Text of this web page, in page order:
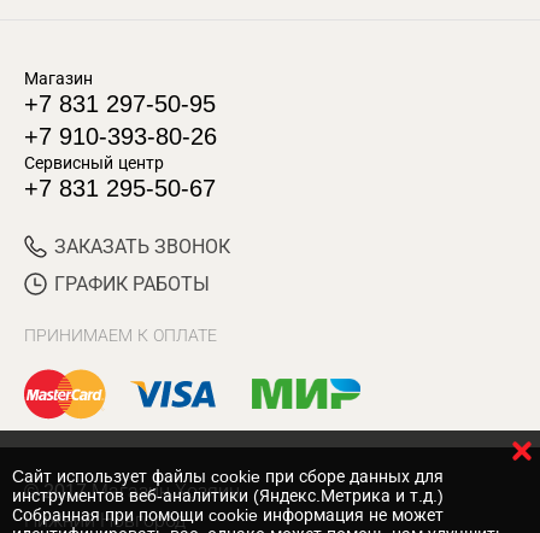
Магазин
+7 831 297-50-95
+7 910-393-80-26
Сервисный центр
+7 831 295-50-67
ЗАКАЗАТЬ ЗВОНОК
ГРАФИК РАБОТЫ
ПРИНИМАЕМ К ОПЛАТЕ
© 2017 Магазин Хозяин
Нижний Новгород
Cайт использует файлы cookie при сборе данных для
инструментов веб-аналитики (Яндекс.Метрика и т.д.)
Собранная при помощи cookie информация не может